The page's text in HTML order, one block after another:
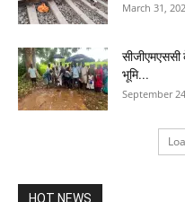
March 31,
सीजीएमएससी
भूमि...
September
HOT NEWS